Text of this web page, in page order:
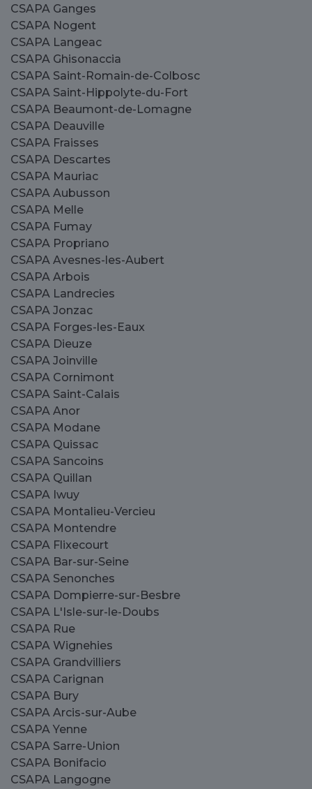
CSAPA Ganges
CSAPA Nogent
CSAPA Langeac
CSAPA Ghisonaccia
CSAPA Saint-Romain-de-Colbosc
CSAPA Saint-Hippolyte-du-Fort
CSAPA Beaumont-de-Lomagne
CSAPA Deauville
CSAPA Fraisses
CSAPA Descartes
CSAPA Mauriac
CSAPA Aubusson
CSAPA Melle
CSAPA Fumay
CSAPA Propriano
CSAPA Avesnes-les-Aubert
CSAPA Arbois
CSAPA Landrecies
CSAPA Jonzac
CSAPA Forges-les-Eaux
CSAPA Dieuze
CSAPA Joinville
CSAPA Cornimont
CSAPA Saint-Calais
CSAPA Anor
CSAPA Modane
CSAPA Quissac
CSAPA Sancoins
CSAPA Quillan
CSAPA Iwuy
CSAPA Montalieu-Vercieu
CSAPA Montendre
CSAPA Flixecourt
CSAPA Bar-sur-Seine
CSAPA Senonches
CSAPA Dompierre-sur-Besbre
CSAPA L'Isle-sur-le-Doubs
CSAPA Rue
CSAPA Wignehies
CSAPA Grandvilliers
CSAPA Carignan
CSAPA Bury
CSAPA Arcis-sur-Aube
CSAPA Yenne
CSAPA Sarre-Union
CSAPA Bonifacio
CSAPA Langogne